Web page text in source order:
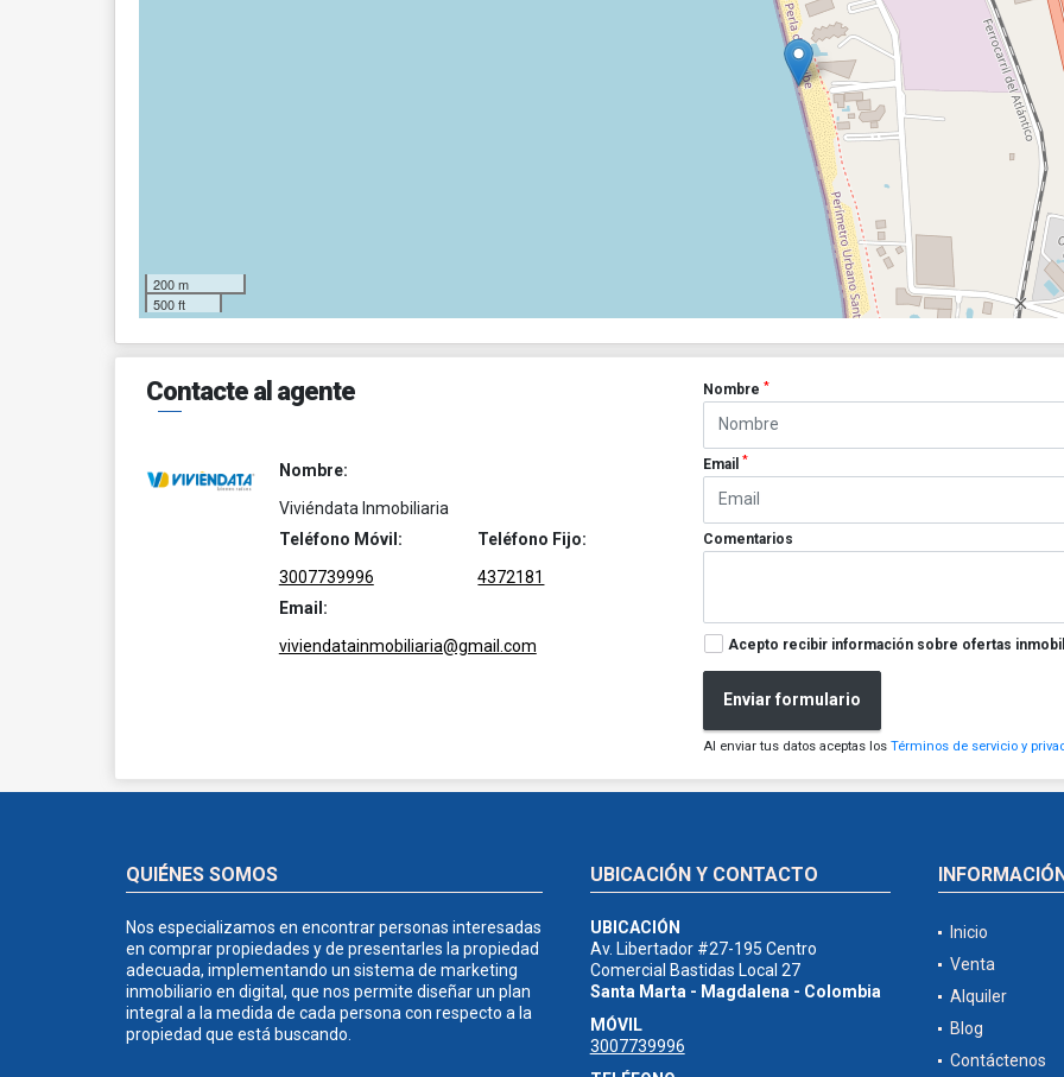
200 m
500 ft
Contacte al agente
Nombre:
Viviéndata Inmobiliaria
Teléfono Móvil:
3007739996
Teléfono Fijo:
4372181
Email:
viviendatainmobiliaria@gmail.com
Nombre*
Email*
Comentarios
Acepto recibir información sobre ofertas
Enviar formulario
Al enviar tus datos aceptas losTérminos de servicio y
QUIÉNES SOMOS
Nos especializamos en encontrar personas interesadas
en comprar propiedades y de presentarles la propiedad
adecuada, implementando un sistema de marketing
inmobiliario en digital, que nos permite diseñar un plan
integral a la medida de cada persona con respecto a la
propiedad que está buscando.
UBICACIÓN Y CONTACTO
UBICACIÓN
Av. Libertador #27-195 Centro
Comercial Bastidas Local 27
Santa Marta - Magdalena - Colombia
MÓVIL
3007739996
Inicio
Venta
Alquiler
Blog
Contáctenos